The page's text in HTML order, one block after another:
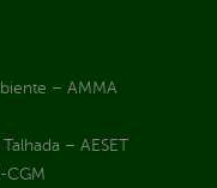
– AMMA
– AESET
CGM